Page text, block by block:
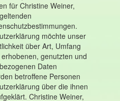
für Christine Weiner,
möchte unser
über Art, Umfang
genutzten und
Daten
betroffene Personen
über die ihnen
Christine Weiner,